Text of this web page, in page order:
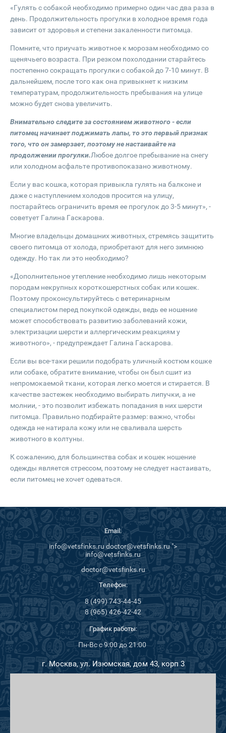
«Гулять с собакой необходимо примерно один час два раза в
день. Продолжительность прогулки в холодное время года
зависит от здоровья и степени закаленности питомца.
Помните, что приучать животное к морозам необходимо со
щенячьего возраста. При резком похолодании старайтесь
постепенно сокращать прогулки с собакой до 7-10 минут. В
дальнейшем, после того как она привыкнет к низким
температурам, продолжительность пребывания на улице
можно будет снова увеличить.
Внимательно следите за состоянием животного - если
питомец начинает поджимать лапы, то это первый признак
того, что он замерзает, поэтому не настаивайте на
продолжении прогулки.Любое долгое пребывание на снегу
или холодном асфальте противопоказано животному.
Если у вас кошка, которая привыкла гулять на балконе и
даже с наступлением холодов просится на улицу,
постарайтесь ограничить время ее прогулок до 3-5 минут», -
советует Галина Гаскарова.
Многие владельцы домашних животных, стремясь защитить
своего питомца от холода, приобретают для него зимнюю
одежду. Но так ли это необходимо?
«Дополнительное утепление необходимо лишь некоторым
породам некрупных короткошерстных собак или кошек.
Поэтому проконсультируйтесь с ветеринарным
специалистом перед покупкой одежды, ведь ее ношение
может способствовать развитию заболеваний кожи,
электризации шерсти и аллергическим реакциям у
животного», - предупреждает Галина Гаскарова.
Если вы все-таки решили подобрать уличный костюм кошке
или собаке, обратите внимание, чтобы он был сшит из
непромокаемой ткани, которая легко моется и стирается. В
качестве застежек необходимо выбирать липучки, а не
молнии, - это позволит избежать попадания в них шерсти
питомца. Правильно подбирайте размер: важно, чтобы
одежда не натирала кожу или не сваливала шерсть
животного в колтуны.
К сожалению, для большинства собак и кошек ношение
одежды является стрессом, поэтому не следует настаивать,
если питомец не хочет одеваться.
Email:
info@vetsfinks.ru doctor@vetsfinks.ru ">
info@vetsfinks.ru
doctor@vetsfinks.ru
Телефон:
8 (499) 743-44-45
8 (965) 426-42-42
График работы:
Пн-Вс с 9:00 до 21:00
г. Москва, ул. Изюмская, дом 43, корп 3